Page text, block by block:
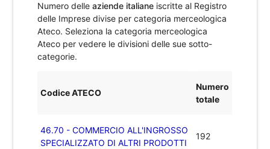
Numero delleaziende italiane iscritte al Registro
delle Imprese divise per categoria merceologica
Ateco. Seleziona la categoria merceologica
Ateco per vedere le divisioni delle sue sotto-
categorie.
Codice ATECO
Numero
totale
46.70 - COMMERCIO ALL'INGROSSO
SPECIALIZZATO DI ALTRI PRODOTTI
192